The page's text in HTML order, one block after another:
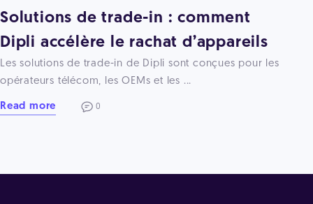
Solutions de trade-in : comment
Dipli accélère le rachat d’appareils
Les solutions de trade-in de Dipli sont conçues pour les
opérateurs télécom, les OEMs et les ...
Read more 0